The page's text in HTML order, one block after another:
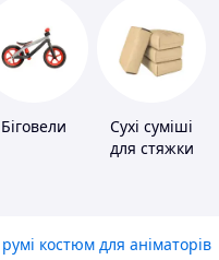
Біговели
Сухі суміші
для стяжки
костюм для аніматорів